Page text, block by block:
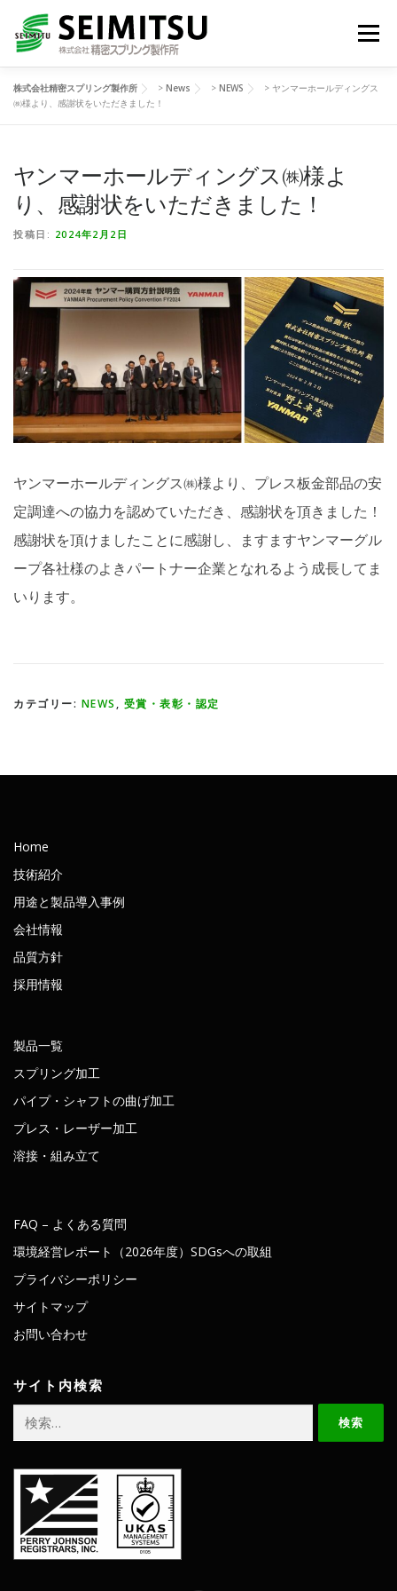
メニュー
HOME 技術紹介
生活の中の精密スプリング NEWS 会社情報
お問い合わせ
株式会社精密スプリング製作所 > News > NEWS > ヤンマーホールディングス
㈱様より、感謝状をいただきました！
ヤンマーホールディングス㈱様よ
り、感謝状をいただきました！
投稿日: 2024年2月2日
ヤンマーホールディングス㈱様より、プレス板金部品の安
定調達への協力を認めていただき、感謝状を頂きました！
感謝状を頂けましたことに感謝し、ますますヤンマーグル
ープ各社様のよきパートナー企業となれるよう成長してま
いります。
カテゴリー: NEWS , 受賞・表彰・認定
Home
技術紹介
用途と製品導入事例
会社情報
品質方針
採用情報
製品一覧
スプリング加工
パイプ・シャフトの曲げ加工
プレス・レーザー加工
溶接・組み立て
FAQ – よくある質問
環境経営レポート（2026年度）SDGsへの取組
プライバシーポリシー
サイトマップ
お問い合わせ
サイト内検索
索: